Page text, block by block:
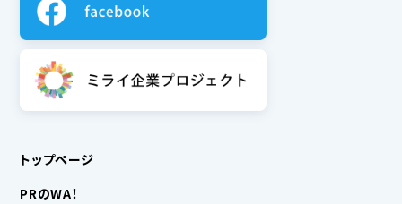
トップページ
PRのWA！